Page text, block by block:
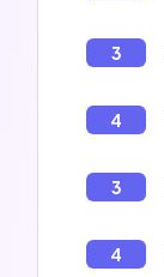
3
4
3
4